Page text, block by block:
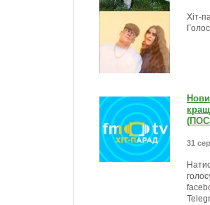
Хіт-
31